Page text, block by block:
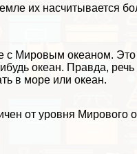
их насчитывается
с Мировым океаном. Это
океан. Правда,
в море илиокеан.
от уровня Мирового